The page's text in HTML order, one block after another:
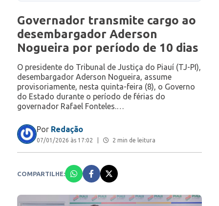
Governador transmite cargo ao
desembargador Aderson
Nogueira por período de 10 dias
O presidente do Tribunal de Justiça do Piauí (TJ-PI),
desembargador Aderson Nogueira, assume
provisoriamente, nesta quinta-feira (8), o Governo
do Estado durante o período de férias do
governador Rafael Fonteles.…
Por Redação
07/01/2026 às 17:02 2 min de leitura
COMPARTILHE: